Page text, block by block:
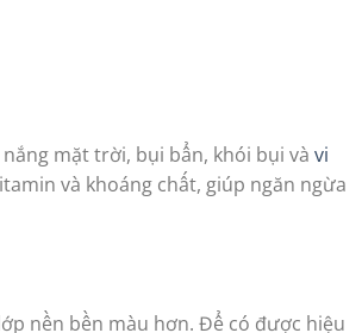
mặt trời, bụi bẩn, khói bụi và vi
và khoáng chất, giúp ngăn ngừa
nền bền màu hơn. Để có được hiệu